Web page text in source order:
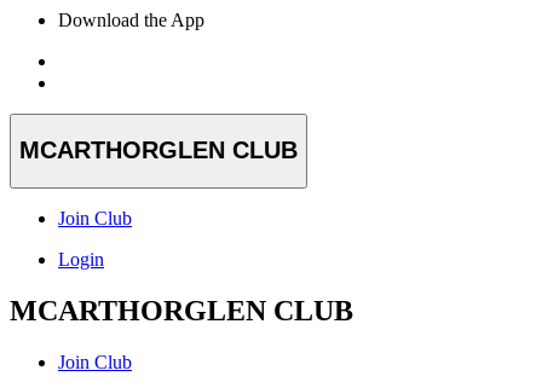
Download the App
MCARTHORGLEN CLUB
Join Club
Login
MCARTHORGLEN CLUB
Join Club